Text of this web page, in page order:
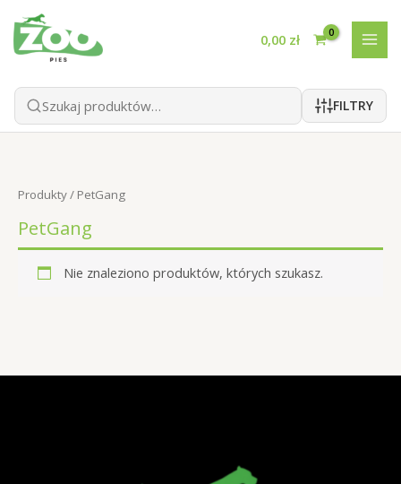
Przejdź
do
treści
0,00 zł
FILTRY
Produkty/ PetGang
PetGang
Nie znaleziono produktów, których szukasz.